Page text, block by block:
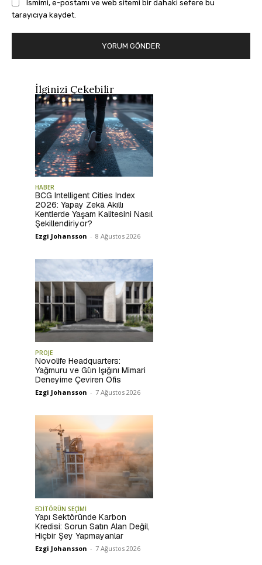
Ismimi, e-postamı ve web sitemi bir dahaki sefere bu
tarayıcıya kaydet.
İlginizi Çekebilir
HABER
BCG Intelligent Cities Index
2026: Yapay Zekâ Akıllı
Kentlerde Yaşam Kalitesini Nasıl
Şekillendiriyor?
Ezgi Johansson - 8 Ağustos 2026
PROJE
Novolife Headquarters:
Yağmuru ve Gün Işığını Mimari
Deneyime Çeviren Ofis
Ezgi Johansson - 7 Ağustos 2026
EDİTÖRÜN SEÇİMİ
Yapı Sektöründe Karbon
Kredisi: Sorun Satın Alan Değil,
Hiçbir Şey Yapmayanlar
Ezgi Johansson - 7 Ağustos 2026